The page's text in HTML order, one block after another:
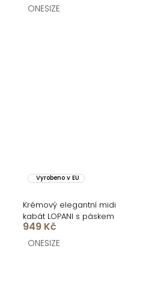
ONESIZE
Vyrobeno v EU
Krémový elegantní midi
kabát LOPANI s páskem
949 Kč
ONESIZE